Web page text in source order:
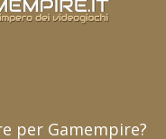
per Gamempire?